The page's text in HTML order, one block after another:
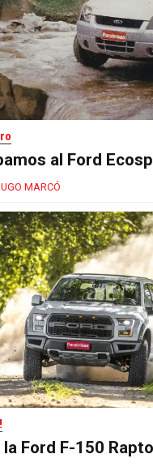
al Ford
MARCÓ
Ford F-150